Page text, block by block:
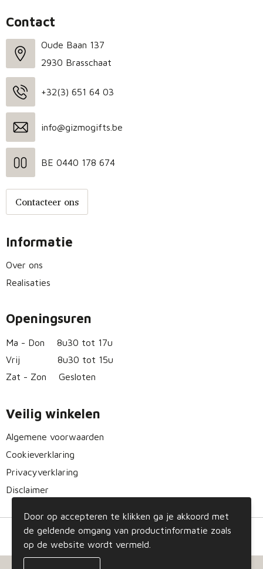
Contact
Oude Baan 137
2930 Brasschaat
+32(3) 651 64 03
info@gizmogifts.be
BE 0440 178 674
Contacteer ons
Informatie
Over ons
Realisaties
Openingsuren
Ma - Don
8u30 tot 17u
Vrij
8u30 tot 15u
Zat - Zon
Gesloten
Veilig winkelen
Algemene voorwaarden
Cookieverklaring
Privacyverklaring
Disclaimer
Door op accepteren te klikken ga je akkoord met
de geldende omgang van productinformatie zoals
op de website wordt vermeld.